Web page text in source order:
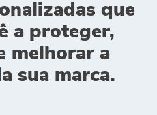
que
a proteger,
melhorar a
sua marca.